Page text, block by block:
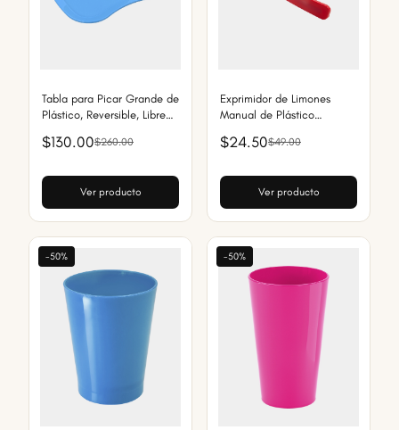
Tabla para Picar Grande de
Plástico, Reversible, Libre
Lavavajillas, Ideal para
$130.00$260.00
Ver producto
Exprimidor de Limones
Manual de Plástico
$24.50$49.00
Ver producto
-50% -50%